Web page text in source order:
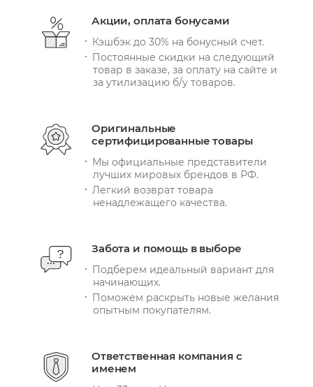
Акции, оплата бонусами
Кэшбэк до 30% на бонусный счет.
Постоянные скидки на следующий
товар в заказе, за оплату на сайте и
за утилизацию б/у товаров.
Оригинальные
сертифицированные товары
Мы официальные представители
лучших мировых брендов в РФ.
Легкий возврат товара
ненадлежащего качества.
Забота и помощь в выборе
Подберем идеальный вариант для
начинающих.
Поможем раскрыть новые желания
опытным покупателям.
Ответственная компания с
именем